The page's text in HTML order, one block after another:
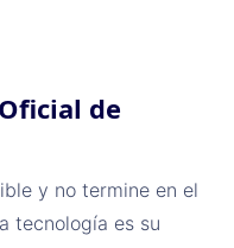
de
y no termine en el
tecnología es su